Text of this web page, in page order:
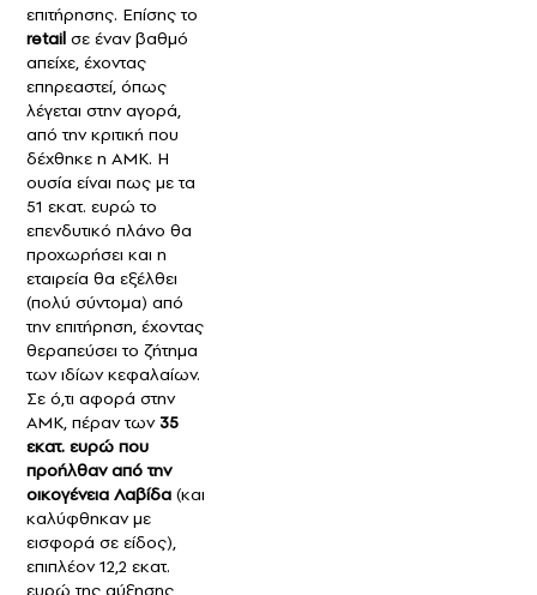
επιτήρησης. Επίσης το
retail σε έναν βαθμό
απείχε, έχοντας
επηρεαστεί, όπως
λέγεται στην αγορά,
από την κριτική που
δέχθηκε η ΑΜΚ. Η
ουσία είναι πως με τα
51 εκατ. ευρώ το
επενδυτικό πλάνο θα
προχωρήσει και η
εταιρεία θα εξέλθει
(πολύ σύντομα) από
την επιτήρηση, έχοντας
θεραπεύσει το ζήτημα
των ιδίων κεφαλαίων.
Σε ό,τι αφορά στην
ΑΜΚ, πέραν των 35
εκατ. ευρώ που
προήλθαν από την
οικογένεια Λαβίδα (και
καλύφθηκαν με
εισφορά σε είδος),
επιπλέον 12,2 εκατ.
ευρώ της αύξησης